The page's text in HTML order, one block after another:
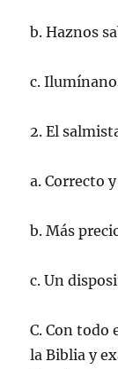
b. Haznos
c.
2. El
a. Correcto
b. Más
c. Un
C. Con todo
la Biblia y